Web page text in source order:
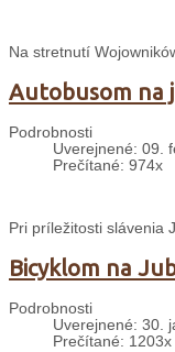
Na stretnutí
Autobusom na
Podrobnosti
Uverejnené: 09.
Prečítané: 974x
Pri príležitosti slávenia
Bicyklom na
Podrobnosti
Uverejnené: 30.
Prečítané: 1203x